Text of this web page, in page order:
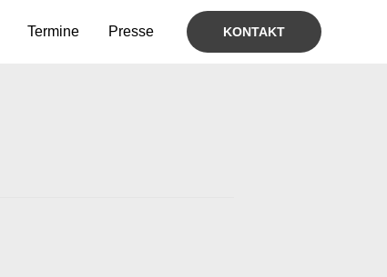
Termine Presse KONTAKT